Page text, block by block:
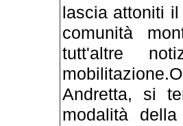
lascia attoniti
comunità
tutt'altre
Andretta, si
modalità